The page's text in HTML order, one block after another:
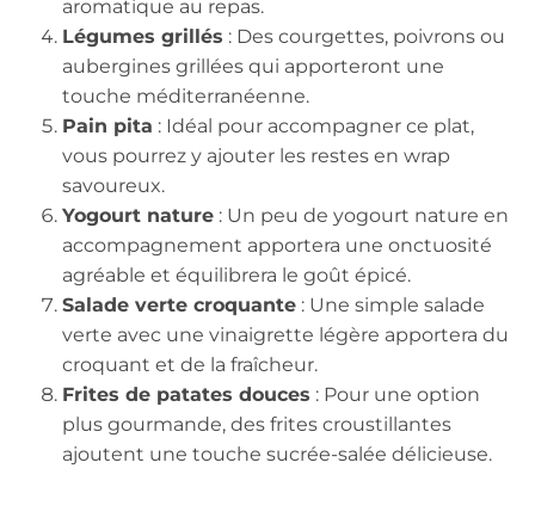
aromatique au repas.
Légumes grillés : Des courgettes, poivrons ou
aubergines grillées qui apporteront une
touche méditerranéenne.
Pain pita : Idéal pour accompagner ce plat,
vous pourrez y ajouter les restes en wrap
savoureux.
Yogourt nature : Un peu de yogourt nature en
accompagnement apportera une onctuosité
agréable et équilibrera le goût épicé.
Salade verte croquante : Une simple salade
verte avec une vinaigrette légère apportera du
croquant et de la fraîcheur.
Frites de patates douces : Pour une option
plus gourmande, des frites croustillantes
ajoutent une touche sucrée-salée délicieuse.